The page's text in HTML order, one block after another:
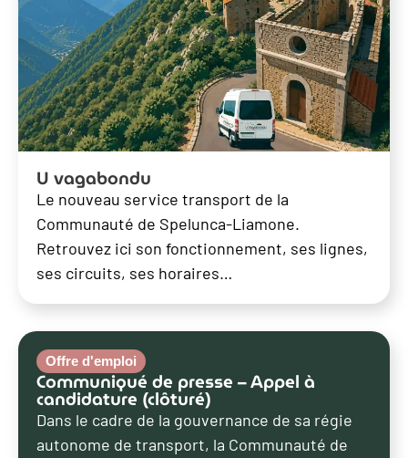
U vagabondu
Le nouveau service transport de la
Communauté de Spelunca-Liamone.
Retrouvez ici son fonctionnement, ses lignes,
ses circuits, ses horaires…
Offre d'emploi
Communiqué de presse – Appel à
candidature (clôturé)
Dans le cadre de la gouvernance de sa régie
autonome de transport, la Communauté de